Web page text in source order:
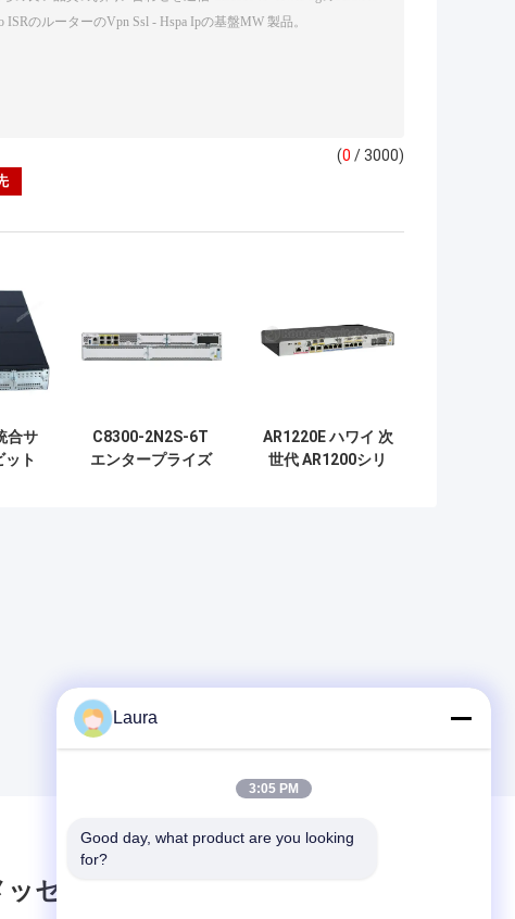
(0 / 3000)
合サ
ット
C8300-2N2S-6T
エンタープライズ
AR1220E ハワイ 次
世代 AR1200シリ
ッセージ
Laura
3:05 PM
Good day, what product are you looking
for?